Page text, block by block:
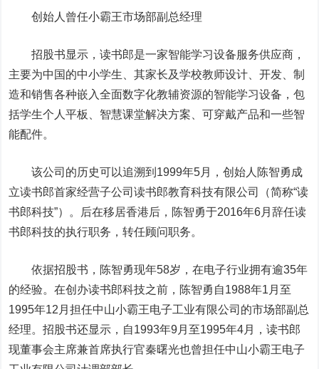
创始人曾任小霸王市场部副总经理
招股书显示，读书郎是一家智能学习设备服务供应商，
主要为中国的中小学生、其家长及学校教师设计、开发、制
造和销售各种嵌入全面数字化教辅资源的智能学习设备，包
括学生个人平板、智慧课堂解决方案、可穿戴产品和一些智
能配件。
该公司的历史可以追溯到1999年5月，创始人陈智勇成
立读书郎首家经营子公司读书郎教育科技有限公司（简称“读
书郎科技”）。后在移居香港后，陈智勇于2016年6月辞任读
书郎科技的执行职务，转任顾问职务。
依据招股书，陈智勇现年58岁，在电子行业拥有逾35年
的经验。在创办读书郎科技之前，陈智勇自1988年1月至
1995年12月担任中山小霸王电子工业有限公司的市场部副总
经理。招股书还显示，自1993年9月至1995年4月，读书郎
现董事会主席兼首席执行官秦曙光也曾担任中山小霸王电子